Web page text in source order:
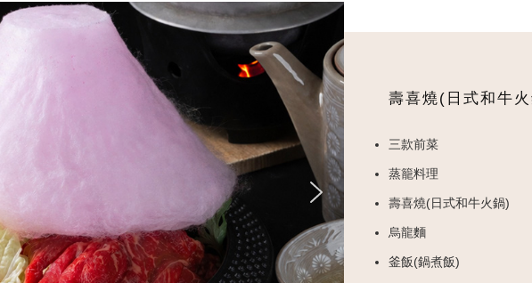
壽喜燒(日式和牛
三款前菜
蒸籠料理
壽喜燒(日式和牛火鍋)
烏龍麵
釜飯(鍋煮飯)